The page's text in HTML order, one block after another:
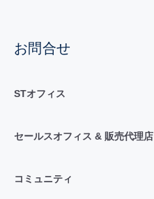
お問合せ
STオフィス
セールスオフィス & 販売代理店
コミュニティ